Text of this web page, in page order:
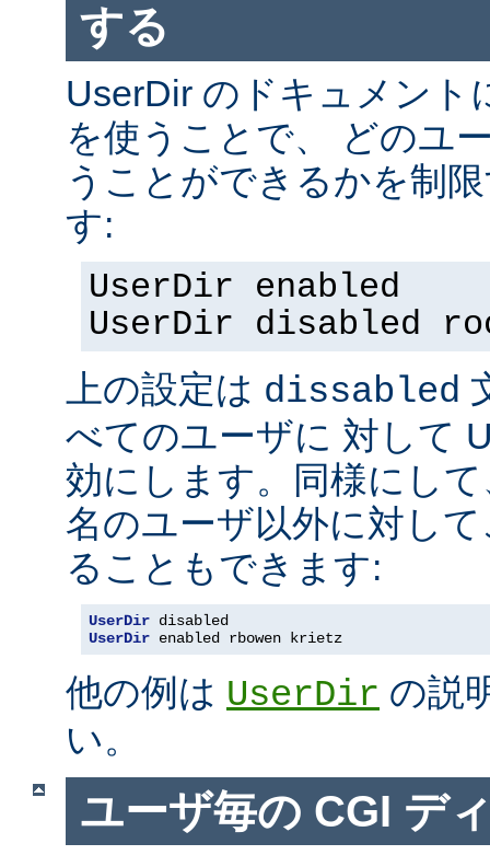
する
UserDir のドキュメント
を使うことで、 どのユ
うことができるかを制
す:
UserDir enabled
UserDir disabled
上の設定は dissabled
べてのユーザに 対して
効にします。同様にし
名のユーザ以外に対し
ることもできます:
UserDir disabled
UserDir enabled rbowen krietz
他の例は UserDir の説
い。
ユーザ毎の CGI デ